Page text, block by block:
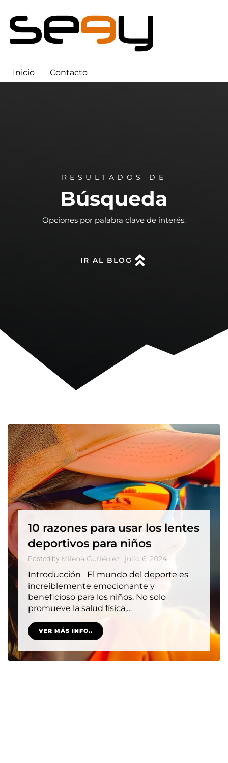
Inicio Contacto
RESULTADOS DE
Búsqueda
Opciones por palabra clave de interés.
IR AL BLOG
10 razones para usar los lentes
deportivos para niños
Posted by Milena Gutiérrez julio 6, 2024
Introducción El mundo del deporte es
increíblemente emocionante y
beneficioso para los niños. No solo
promueve la salud física,…
VER MÁS INFO..